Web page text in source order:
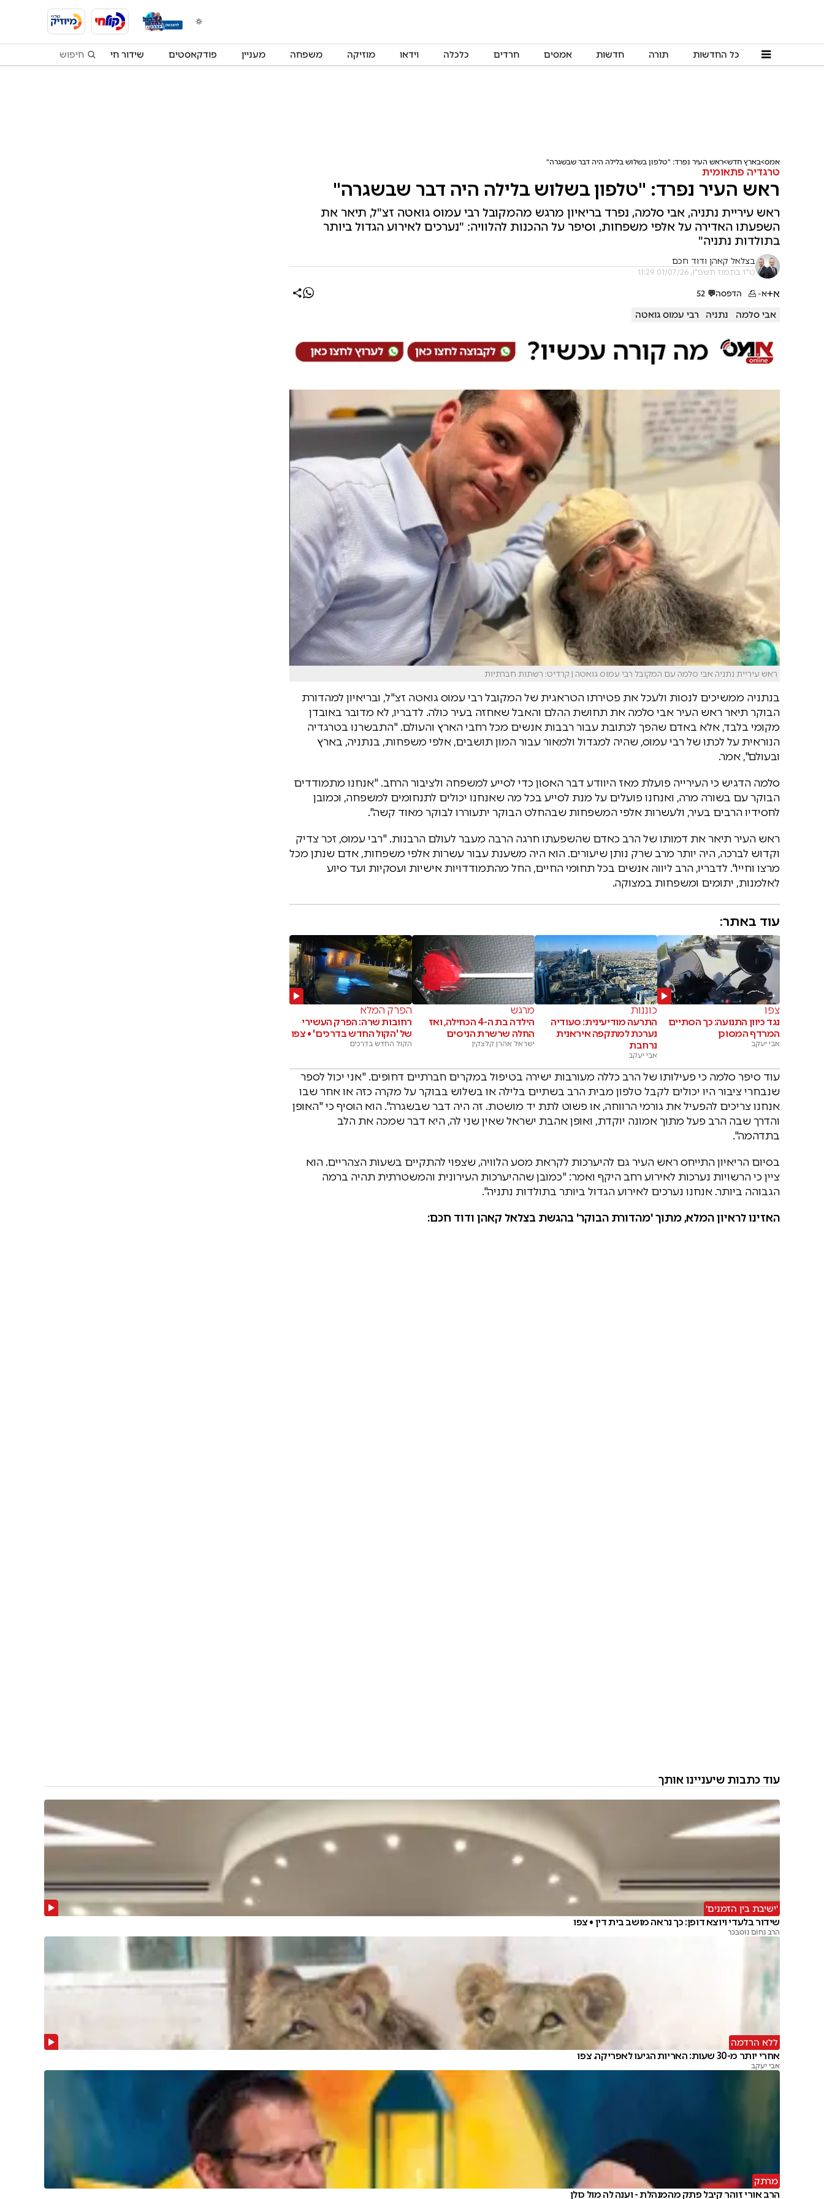
כל החדשות תורה חדשות אמסים חרדים כלכלה וידאו מוזיקה משפחה מעניין פודקאסטים שידור חי
אמס בארץ חדש ראש העיר נפרד: "טלפון בשלוש בלילה היה דבר שבשגרה"
טרגדיה פתאומית
ראש העיר נפרד: "טלפון בשלוש בלילה היה דבר שבשגרה"
ראש עיריית נתניה, אבי סלמה, נפרד בריאיון מרגש מהמקובל רבי עמוס גואטה זצ"ל, תיאר את
השפעתו האדירה על אלפי משפחות, וסיפר על ההכנות להלוויה: "נערכים לאירוע הגדול ביותר
בתולדות נתניה"
בצלאל קאהן ודוד חכם
ט"ז בתמוז תשפ"ו, 01/07/26 11:29
א+א- הדפסה💬
52
אבי סלמה נתניה רבי עמוס גואטה
ראש עיריית נתניה אבי סלמה עם המקובל רבי עמוס גואטה | קרדיט: רשתות חברתיות
בנתניה ממשיכים לנסות ולעכל את פטירתו הטראגית של המקובל רבי עמוס גואטה זצ"ל, ובריאיון למהדורת
הבוקר תיאר ראש העיר אבי סלמה את תחושת ההלם והאבל שאחזה בעיר כולה. לדבריו, לא מדובר באובדן
מקומי בלבד, אלא באדם שהפך לכתובת עבור רבבות אנשים מכל רחבי הארץ והעולם. "התבשרנו בטרגדיה
הנוראית על לכתו של רבי עמוס, שהיה למגדול ולמאור עבור המון תושבים, אלפי משפחות, בנתניה, בארץ
ובעולם", אמר.
סלמה הדגיש כי העירייה פועלת מאז היוודע דבר האסון כדי לסייע למשפחה ולציבור הרחב. "אנחנו מתמודדים
הבוקר עם בשורה מרה, ואנחנו פועלים על מנת לסייע בכל מה שאנחנו יכולים לתנחומים למשפחה, וכמובן
לחסידיו הרבים בעיר, ולעשרות אלפי המשפחות שבהחלט הבוקר יתעוררו לבוקר מאוד קשה".
ראש העיר תיאר את דמותו של הרב כאדם שהשפעתו חרגה הרבה מעבר לעולם הרבנות. "רבי עמוס, זכר צדיק
וקדוש לברכה, היה יותר מרב שרק נותן שיעורים. הוא היה משענת עבור עשרות אלפי משפחות, אדם שנתן מכל
מרצו וחייו". לדבריו, הרב ליווה אנשים בכל תחומי החיים, החל מהתמודדויות אישיות ועסקיות ועד סיוע
לאלמנות, יתומים ומשפחות במצוקה.
עוד באתר:
צפו
נגד כיוון התנועה: כך הסתיים
המרדף המסוכן
אבי יעקב
כוננות
התרעה מודיעינית: סעודיה
נערכת למתקפה איראנית
נרחבת
אבי יעקב
מרגש
הילדה בת ה-4 הכחילה, ואז
החלה שרשרת הניסים
ישראל אהרן קלצקין
הפרק המלא
רחובות שרה: הפרק העשירי
של 'הקול החדש בדרכים' • צפו
הקול החדש בדרכים
עוד סיפר סלמה כי פעילותו של הרב כללה מעורבות ישירה בטיפול במקרים חברתיים דחופים. "אני יכול לספר
שנבחרי ציבור היו יכולים לקבל טלפון מבית הרב בשתיים בלילה או בשלוש בבוקר על מקרה כזה או אחר שבו
אנחנו צריכים להפעיל את גורמי הרווחה, או פשוט לתת יד מושטת. זה היה דבר שבשגרה". הוא הוסיף כי "האופן
והדרך שבה הרב פעל מתוך אמונה יוקדת, ואופן אהבת ישראל שאין שני לה, היא דבר שמכה את הלב
בתדהמה".
בסיום הריאיון התייחס ראש העיר גם להיערכות לקראת מסע הלוויה, שצפוי להתקיים בשעות הצהריים. הוא
ציין כי הרשויות נערכות לאירוע רחב היקף ואמר: "כמובן שההיערכות העירונית והמשטרתית תהיה ברמה
הגבוהה ביותר. אנחנו נערכים לאירוע הגדול ביותר בתולדות נתניה".
האזינו לראיון המלא, מתוך 'מהדורת הבוקר' בהגשת בצלאל קאהן ודוד חכם:
עוד כתבות שיעניינו אותך
'ישיבת בין הזמנים'
שידור בלעדי ויוצא דופן: כך נראה מושב בית דין • צפו
הרב נחום נוסבכר
ללא הרדמה
אחרי יותר מ-30 שעות: האריות הגיעו לאפריקה. צפו
אבי יעקב
מרתק
הרב אורי זוהר קיבל פתק מהמנהלת - וענה לה מול כולן